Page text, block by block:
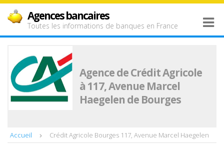
Agences bancaires
Toutes les informations de banques en France
Agence de Crédit Agricole
à 117, Avenue Marcel
Haegelen de Bourges
Accueil Crédit Agricole Bourges 117, Avenue Marcel Haegelen